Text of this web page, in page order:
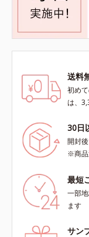
送料
初め
は、
30日
開封
※商品
最短
一部
ます
サン